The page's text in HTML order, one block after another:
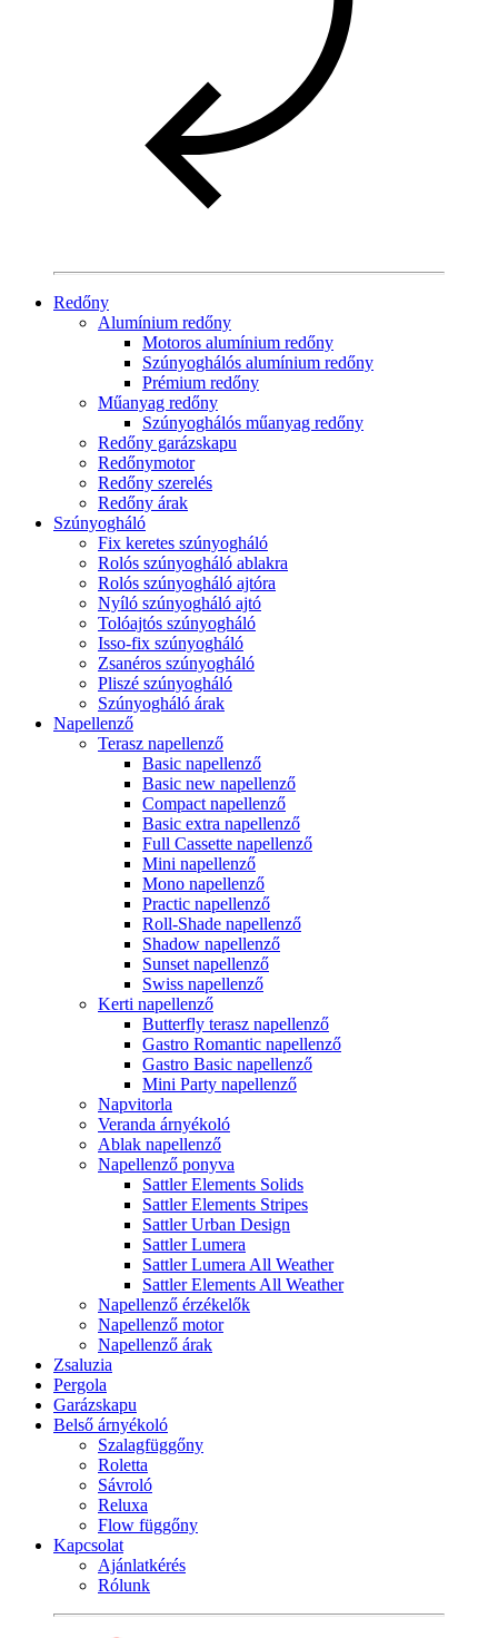
Redőny
Alumínium redőny
Motoros alumínium redőny
Szúnyoghálós alumínium redőny
Prémium redőny
Műanyag redőny
Szúnyoghálós műanyag redőny
Redőny garázskapu
Redőnymotor
Redőny szerelés
Redőny árak
Szúnyogháló
Fix keretes szúnyogháló
Rolós szúnyogháló ablakra
Rolós szúnyogháló ajtóra
Nyíló szúnyogháló ajtó
Tolóajtós szúnyogháló
Isso-fix szúnyogháló
Zsanéros szúnyogháló
Pliszé szúnyogháló
Szúnyogháló árak
Napellenző
Terasz napellenző
Basic napellenző
Basic new napellenző
Compact napellenző
Basic extra napellenző
Full Cassette napellenző
Mini napellenző
Mono napellenző
Practic napellenző
Roll-Shade napellenző
Shadow napellenző
Sunset napellenző
Swiss napellenző
Kerti napellenző
Butterfly terasz napellenző
Gastro Romantic napellenző
Gastro Basic napellenző
Mini Party napellenző
Napvitorla
Veranda árnyékoló
Ablak napellenző
Napellenző ponyva
Sattler Elements Solids
Sattler Elements Stripes
Sattler Urban Design
Sattler Lumera
Sattler Lumera All Weather
Sattler Elements All Weather
Napellenző érzékelők
Napellenző motor
Napellenző árak
Zsaluzia
Pergola
Garázskapu
Belső árnyékoló
Szalagfüggőny
Roletta
Sávroló
Reluxa
Flow függőny
Kapcsolat
Ajánlatkérés
Rólunk